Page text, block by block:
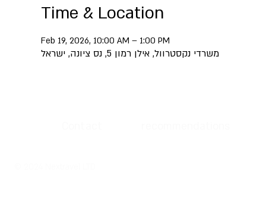
Time & Location
Feb 19, 2026, 10:00 AM – 1:00 PM
משרדי נקסטרוול, אילן רמון 5, נס ציונה, ישראל